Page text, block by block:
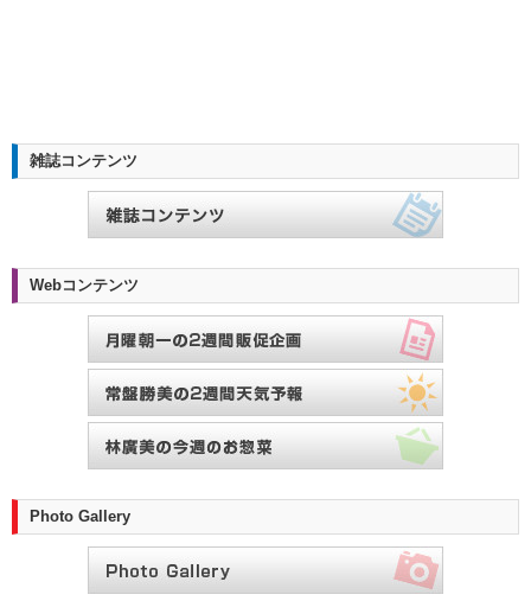
雑誌コンテンツ
Webコンテンツ
Photo Gallery